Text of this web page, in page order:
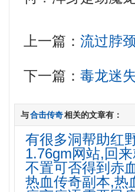
上一篇：流过脖
下一篇：毒龙迷
与合击传奇相关的文章有：
有很多洞帮助红
1.76gm网站,回
不置可否得到赤
热血传奇副本,热